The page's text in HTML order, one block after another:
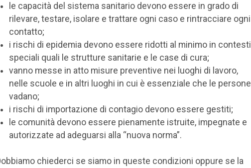
le capacità del sistema sanitario devono essere in grado di
rilevare, testare, isolare e trattare ogni caso e rintracciare ogni
contatto;
i rischi di epidemia devono essere ridotti al minimo in contesti
speciali quali le strutture sanitarie e le case di cura;
vanno messe in atto misure preventive nei luoghi di lavoro,
nelle scuole e in altri luoghi in cui è essenziale che le persone
vadano;
i rischi di importazione di contagio devono essere gestiti;
le comunità devono essere pienamente istruite, impegnate e
autorizzate ad adeguarsi alla “nuova norma”.
chiederci se siamo in queste condizioni oppure se la